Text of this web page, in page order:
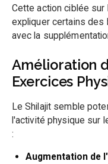
Cette action ciblée
expliquer certains
avec la
Amélioration
Exercices
Le Shilajit semble
l'activité physique sur
:
Augmentation de